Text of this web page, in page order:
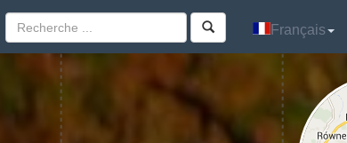
Français
Français